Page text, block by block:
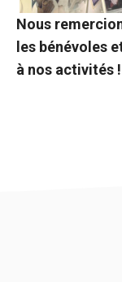
Nous
les bénévoles
à nos activités !